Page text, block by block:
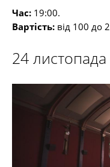
Час: 19:00.
Вартість: від 100 до
24 листопада